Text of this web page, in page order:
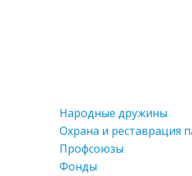
Народные дружины
Охрана и реставрация
Профсоюзы
Фонды